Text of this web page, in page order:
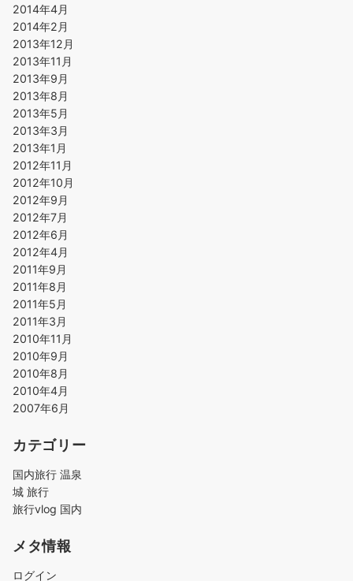
2014年4月
2014年2月
2013年12月
2013年11月
2013年9月
2013年8月
2013年5月
2013年3月
2013年1月
2012年11月
2012年10月
2012年9月
2012年7月
2012年6月
2012年4月
2011年9月
2011年8月
2011年5月
2011年3月
2010年11月
2010年9月
2010年8月
2010年4月
2007年6月
カテゴリー
国内旅行 温泉
城 旅行
旅行vlog 国内
メタ情報
ログイン